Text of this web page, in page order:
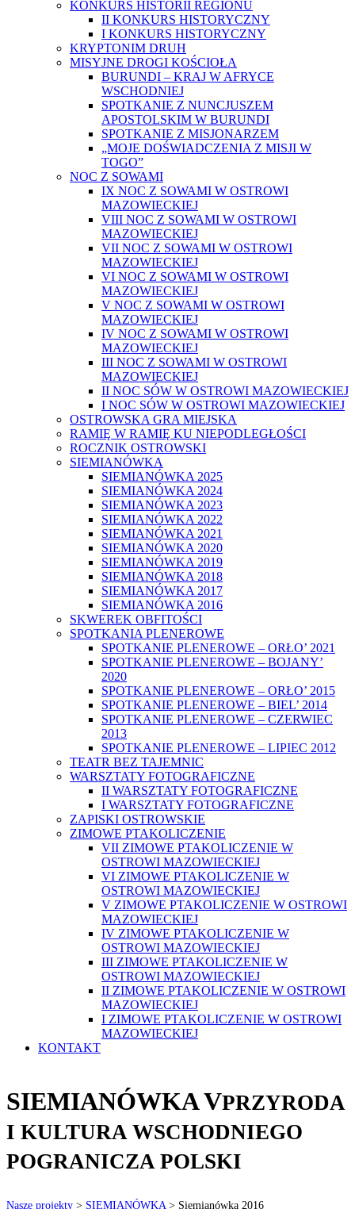
KONKURS HISTORII REGIONU
II KONKURS HISTORYCZNY
I KONKURS HISTORYCZNY
KRYPTONIM DRUH
MISYJNE DROGI KOŚCIOŁA
BURUNDI – KRAJ W AFRYCE
WSCHODNIEJ
SPOTKANIE Z NUNCJUSZEM
APOSTOLSKIM W BURUNDI
SPOTKANIE Z MISJONARZEM
„MOJE DOŚWIADCZENIA Z MISJI W
TOGO”
NOC Z SOWAMI
IX NOC Z SOWAMI W OSTROWI
MAZOWIECKIEJ
VIII NOC Z SOWAMI W OSTROWI
MAZOWIECKIEJ
VII NOC Z SOWAMI W OSTROWI
MAZOWIECKIEJ
VI NOC Z SOWAMI W OSTROWI
MAZOWIECKIEJ
V NOC Z SOWAMI W OSTROWI
MAZOWIECKIEJ
IV NOC Z SOWAMI W OSTROWI
MAZOWIECKIEJ
III NOC Z SOWAMI W OSTROWI
MAZOWIECKIEJ
II NOC SÓW W OSTROWI MAZOWIECKIEJ
I NOC SÓW W OSTROWI MAZOWIECKIEJ
OSTROWSKA GRA MIEJSKA
RAMIĘ W RAMIĘ KU NIEPODLEGŁOŚCI
ROCZNIK OSTROWSKI
SIEMIANÓWKA
SIEMIANÓWKA 2025
SIEMIANÓWKA 2024
SIEMIANÓWKA 2023
SIEMIANÓWKA 2022
SIEMIANÓWKA 2021
SIEMIANÓWKA 2020
SIEMIANÓWKA 2019
SIEMIANÓWKA 2018
SIEMIANÓWKA 2017
SIEMIANÓWKA 2016
SKWEREK OBFITOŚCI
SPOTKANIA PLENEROWE
SPOTKANIE PLENEROWE – ORŁO’ 2021
SPOTKANIE PLENEROWE – BOJANY’
2020
SPOTKANIE PLENEROWE – ORŁO’ 2015
SPOTKANIE PLENEROWE – BIEL’ 2014
SPOTKANIE PLENEROWE – CZERWIEC
2013
SPOTKANIE PLENEROWE – LIPIEC 2012
TEATR BEZ TAJEMNIC
WARSZTATY FOTOGRAFICZNE
II WARSZTATY FOTOGRAFICZNE
I WARSZTATY FOTOGRAFICZNE
ZAPISKI OSTROWSKIE
ZIMOWE PTAKOLICZENIE
VII ZIMOWE PTAKOLICZENIE W
OSTROWI MAZOWIECKIEJ
VI ZIMOWE PTAKOLICZENIE W
OSTROWI MAZOWIECKIEJ
V ZIMOWE PTAKOLICZENIE W OSTROWI
MAZOWIECKIEJ
IV ZIMOWE PTAKOLICZENIE W
OSTROWI MAZOWIECKIEJ
III ZIMOWE PTAKOLICZENIE W
OSTROWI MAZOWIECKIEJ
II ZIMOWE PTAKOLICZENIE W OSTROWI
MAZOWIECKIEJ
I ZIMOWE PTAKOLICZENIE W OSTROWI
MAZOWIECKIEJ
KONTAKT
SIEMIANÓWKA VPRZYRODA
I KULTURA WSCHODNIEGO
POGRANICZA POLSKI
Nasze projekty > SIEMIANÓWKA> Siemianówka 2016